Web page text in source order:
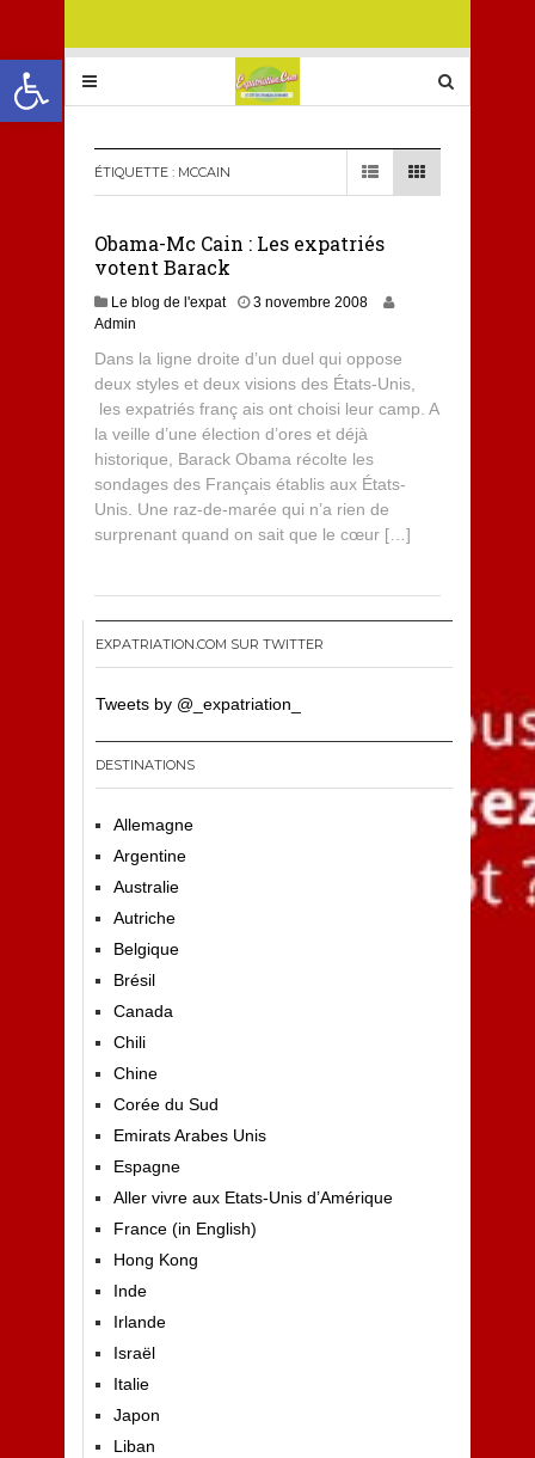
Ouvrir la barre d’outils
ÉTIQUETTE : MCCAIN
Obama-Mc Cain : Les expatriés
votent Barack
Le blog de l'expat
3 novembre 2008
Admin
Dans la ligne droite d’un duel qui oppose
deux styles et deux visions des États-Unis,
les expatriés franç ais ont choisi leur camp. A
la veille d’une élection d’ores et déjà
historique, Barack Obama récolte les
sondages des Français établis aux États-
Unis. Une raz-de-marée qui n’a rien de
surprenant quand on sait que le cœur […]
EXPATRIATION.COM SUR TWITTER
Tweets by @_expatriation_
DESTINATIONS
Allemagne
Argentine
Australie
Autriche
Belgique
Brésil
Canada
Chili
Chine
Corée du Sud
Emirats Arabes Unis
Espagne
Aller vivre aux Etats-Unis d’Amérique
France (in English)
Hong Kong
Inde
Irlande
Israël
Italie
Japon
Liban